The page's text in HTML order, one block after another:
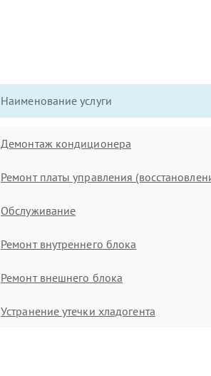
Наименование услуги
Демонтаж кондиционера
Ремонт платы управления
Обслуживание
Ремонт внутреннего блока
Ремонт внешнего блока
Устранение утечки хладогента